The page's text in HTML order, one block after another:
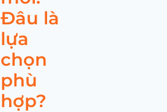
Đâu là
lựa
chọn
phù
hợp?